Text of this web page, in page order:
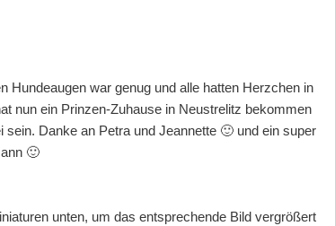
Hundeaugen war genug und alle hatten Herzchen in
nun ein Prinzen-Zuhause in Neustrelitz bekommen
sein. Danke an Petra und Jeannette 🙂 und ein super
🙂
unten, um das entsprechende Bild vergrößert